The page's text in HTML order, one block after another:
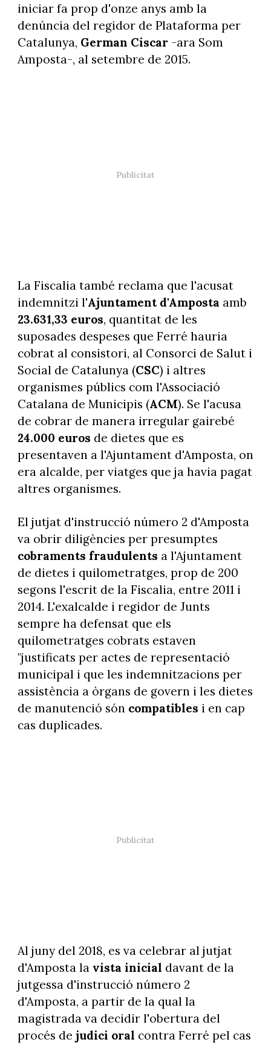
iniciar fa prop d'onze anys amb la
denúncia del regidor de Plataforma per
Catalunya, German Ciscar -ara Som
Amposta-, al setembre de 2015.
La Fiscalia també reclama que l'acusat
indemnitzi l'Ajuntamentd'Amposta amb
23.631,33 euros, quantitat de les
suposades despeses que Ferré hauria
cobrat al consistori, al Consorci de Salut i
Social de Catalunya (CSC) i altres
organismes públics com l'Associació
Catalana de Municipis (ACM). Se l'acusa
de cobrar de manera irregular gairebé
24.000 euros de dietes que es
presentaven a l'Ajuntament d'Amposta, on
era alcalde, per viatges que ja havia pagat
altres organismes.
El jutjat d'instrucció número 2 d'Amposta
va obrir diligències per presumptes
cobraments fraudulents a l'Ajuntament
de dietes i quilometratges, prop de 200
segons l'escrit de la Fiscalia, entre 2011 i
2014. L'exalcalde i regidor de Junts
sempre ha defensat que els
quilometratges cobrats estaven
"justificats per actes de representació
municipal i que les indemnitzacions per
assistència a òrgans de govern i les dietes
de manutenció són compatibles i en cap
cas duplicades.
Al juny del 2018, es va celebrar al jutjat
d'Amposta lavista inicial davant de la
jutgessa d'instrucció número 2
d'Amposta, a partir de la qual la
magistrada va decidir l'obertura del
procés de judici oral contra Ferré pel cas